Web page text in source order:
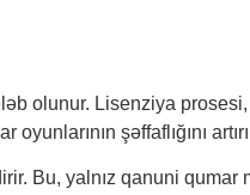
olunur. Lisenziya
şəffaflığını
Bu, yalnız qanuni